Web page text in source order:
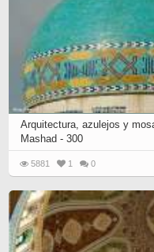
Arquitectura, azulejos y
Mashad - 300
5881 1 0